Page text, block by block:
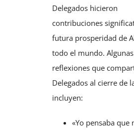
Delegados hicieron
contribuciones
futura prosperidad de
todo el mundo.
reflexiones que
Delegados al cierre de
incluyen:
«Yo pensaba que